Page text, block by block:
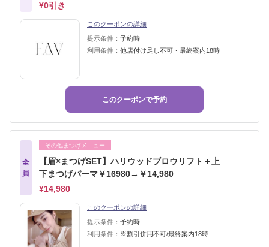
¥0引き
このクーポンの詳細
提示条件： 予約時
利用条件： 他店付け足し不可・最終案内18時
このクーポンで予約
全
員
その他まつげメニュー
【眉×まつげSET】ハリウッドブロウリフト＋上
下まつげパーマ￥16980→￥14,980
¥14,980
このクーポンの詳細
提示条件： 予約時
利用条件： ※割引併用不可/最終案内18時